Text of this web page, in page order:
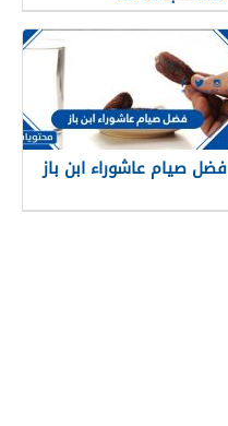
فضل صيام عاشوراء ابن باز